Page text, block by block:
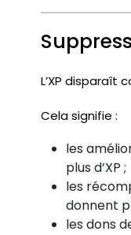
L’XP disparaît
Cela signifie :
les
plus d’XP ;
les
donnent
les dons